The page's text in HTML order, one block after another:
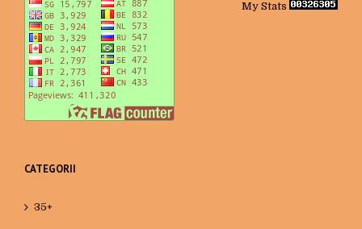
My Stats
CATEGORII
35+